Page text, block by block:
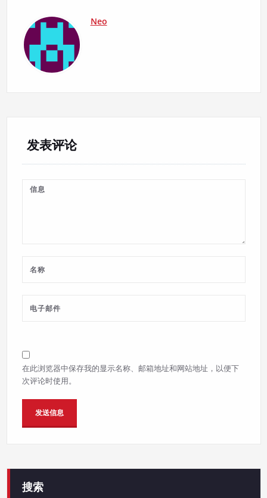
Neo
发表评论
在此浏览器中保存我的显示名称、邮箱地址和网站地址，以便下
次评论时使用。
搜索